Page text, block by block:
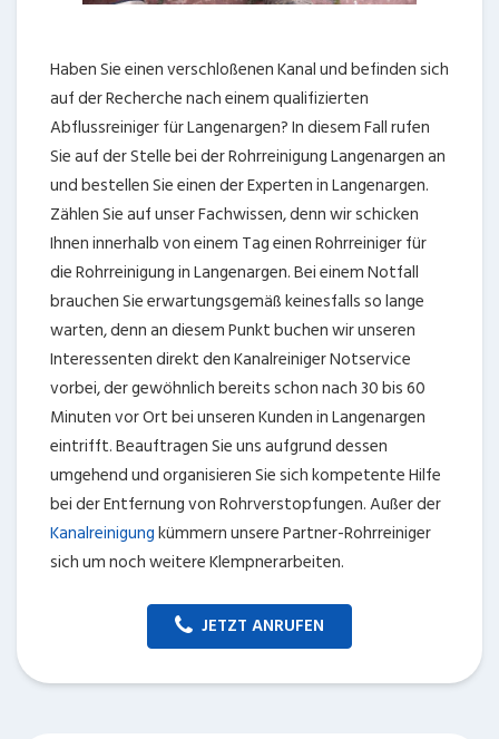
Haben Sie einen verschloßenen Kanal und befinden sich
auf der Recherche nach einem qualifizierten
Abflussreiniger für Langenargen? In diesem Fall rufen
Sie auf der Stelle bei der Rohrreinigung Langenargen an
und bestellen Sie einen der Experten in Langenargen.
Zählen Sie auf unser Fachwissen, denn wir schicken
Ihnen innerhalb von einem Tag einen Rohrreiniger für
die Rohrreinigung in Langenargen. Bei einem Notfall
brauchen Sie erwartungsgemäß keinesfalls so lange
warten, denn an diesem Punkt buchen wir unseren
Interessenten direkt den Kanalreiniger Notservice
vorbei, der gewöhnlich bereits schon nach 30 bis 60
Minuten vor Ort bei unseren Kunden in Langenargen
eintrifft. Beauftragen Sie uns aufgrund dessen
umgehend und organisieren Sie sich kompetente Hilfe
bei der Entfernung von Rohrverstopfungen. Außer der
Kanalreinigungkümmern unsere Partner-Rohrreiniger
sich um noch weitere Klempnerarbeiten.
JETZT ANRUFEN